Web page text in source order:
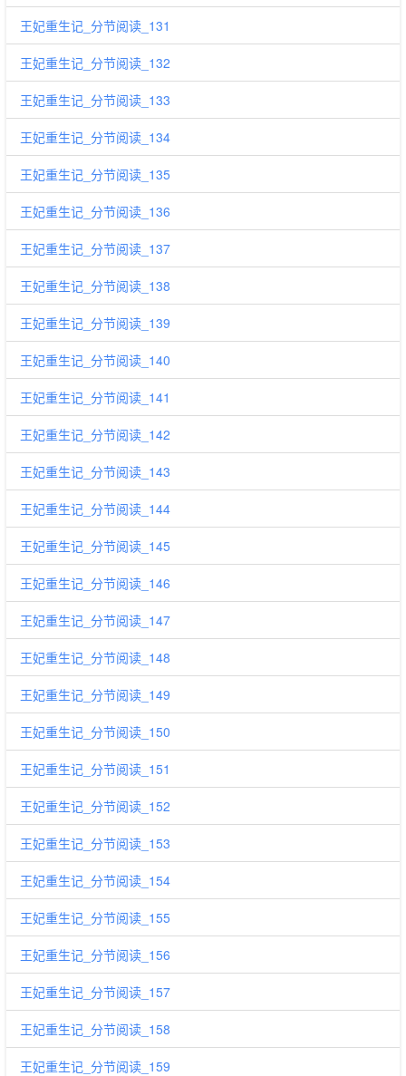
王妃重生记_分节阅读_131
王妃重生记_分节阅读_132
王妃重生记_分节阅读_133
王妃重生记_分节阅读_134
王妃重生记_分节阅读_135
王妃重生记_分节阅读_136
王妃重生记_分节阅读_137
王妃重生记_分节阅读_138
王妃重生记_分节阅读_139
王妃重生记_分节阅读_140
王妃重生记_分节阅读_141
王妃重生记_分节阅读_142
王妃重生记_分节阅读_143
王妃重生记_分节阅读_144
王妃重生记_分节阅读_145
王妃重生记_分节阅读_146
王妃重生记_分节阅读_147
王妃重生记_分节阅读_148
王妃重生记_分节阅读_149
王妃重生记_分节阅读_150
王妃重生记_分节阅读_151
王妃重生记_分节阅读_152
王妃重生记_分节阅读_153
王妃重生记_分节阅读_154
王妃重生记_分节阅读_155
王妃重生记_分节阅读_156
王妃重生记_分节阅读_157
王妃重生记_分节阅读_158
王妃重生记_分节阅读_159